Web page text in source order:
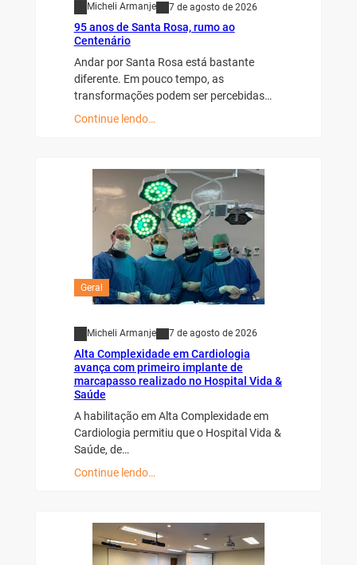
Micheli Armanje 7 de agosto de 2026
95 anos de Santa Rosa, rumo ao
Centenário
Andar por Santa Rosa está bastante
diferente. Em pouco tempo, as
transformações podem ser percebidas…
Continue lendo…
Geral
Micheli Armanje 7 de agosto de 2026
Alta Complexidade em Cardiologia
avança com primeiro implante de
marcapasso realizado no Hospital Vida &
Saúde
A habilitação em Alta Complexidade em
Cardiologia permitiu que o Hospital Vida &
Saúde, de…
Continue lendo…